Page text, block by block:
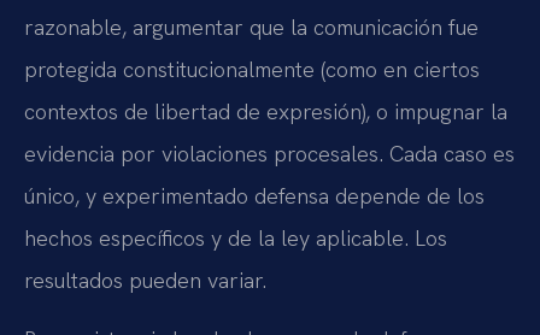
razonable, argumentar que la comunicación fue
protegida constitucionalmente (como en ciertos
contextos de libertad de expresión), o impugnar la
evidencia por violaciones procesales. Cada caso es
único, y experimentado defensa depende de los
hechos específicos y de la ley aplicable. Los
resultados pueden variar.